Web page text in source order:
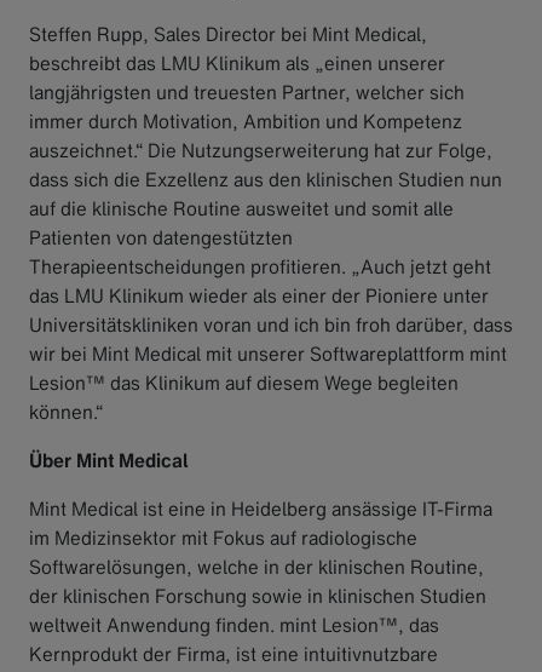
Steffen Rupp, Sales Director bei Mint Medical,
beschreibt das LMU Klinikum als „einen unserer
langjährigsten und treuesten Partner, welcher sich
immer durch Motivation, Ambition und Kompetenz
auszeichnet.“ Die Nutzungserweiterung hat zur Folge,
dass sich die Exzellenz aus den klinischen Studien nun
auf die klinische Routine ausweitet und somit alle
Patienten von datengestützten
Therapieentscheidungen profitieren. „Auch jetzt geht
das LMU Klinikum wieder als einer der Pioniere unter
Universitätskliniken voran und ich bin froh darüber, dass
wir bei Mint Medical mit unserer Softwareplattform mint
Lesion™ das Klinikum auf diesem Wege begleiten
können.“
Über Mint Medical
Mint Medical ist eine in Heidelberg ansässige IT-Firma
im Medizinsektor mit Fokus auf radiologische
Softwarelösungen, welche in der klinischen Routine,
der klinischen Forschung sowie in klinischen Studien
weltweit Anwendung finden. mint Lesion™, das
Kernprodukt der Firma, ist eine intuitivnutzbare